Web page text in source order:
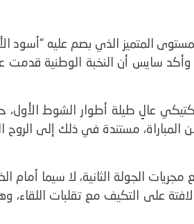
المتميز الذي بصم عليه
البرازيل، برسم الجولة الأولى من مونديال 2026. وأكد سايس أن
عالٍ طيلة أطوار الشوط
مستندة في ذلك إلى الروح
الجولة الثانية، لا سيما أمام
على التكيف مع تقلبات اللقاء، وهو